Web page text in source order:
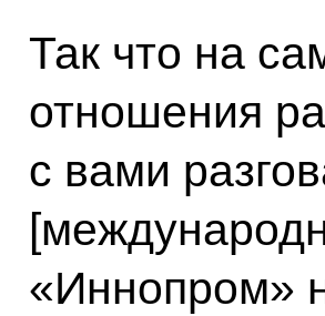
Так что на
отношения
с вами
«Иннопром»